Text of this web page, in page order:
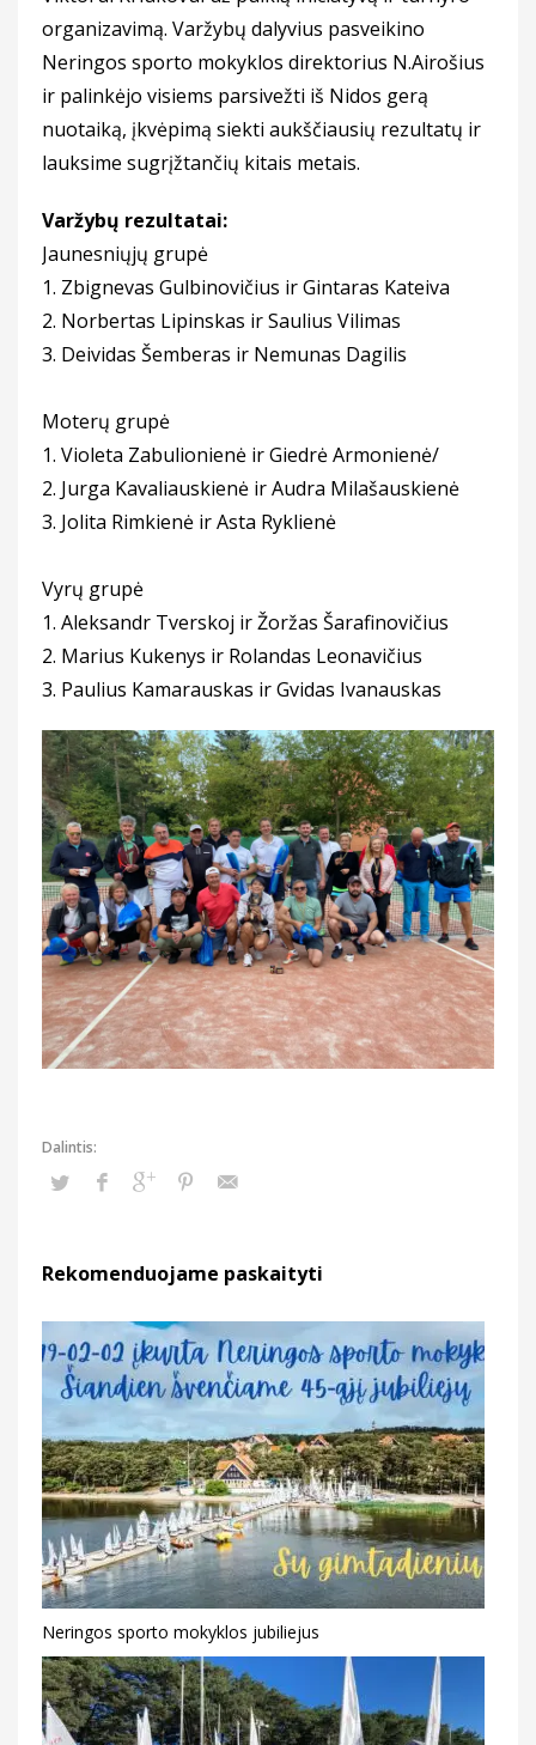
organizavimą. Varžybų dalyvius pasveikino
Neringos sporto mokyklos direktorius N.Airošius
ir palinkėjo visiems parsivežti iš Nidos gerą
nuotaiką, įkvėpimą siekti aukščiausių rezultatų ir
lauksime sugrįžtančių kitais metais.
Varžybų rezultatai:
Jaunesniųjų grupė
1. Zbignevas Gulbinovičius ir Gintaras Kateiva
2. Norbertas Lipinskas ir Saulius Vilimas
3. Deividas Šemberas ir Nemunas Dagilis
Moterų grupė
1. Violeta Zabulionienė ir Giedrė Armonienė/
2. Jurga Kavaliauskienė ir Audra Milašauskienė
3. Jolita Rimkienė ir Asta Ryklienė
Vyrų grupė
1. Aleksandr Tverskoj ir Žoržas Šarafinovičius
2. Marius Kukenys ir Rolandas Leonavičius
3. Paulius Kamarauskas ir Gvidas Ivanauskas
Rekomenduojame paskaityti
Neringos sporto mokyklos jubiliejus